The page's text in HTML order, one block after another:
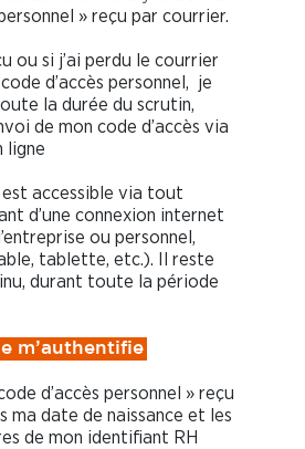
» reçu par courrier.
ou si j’ai perdu le courrier
d’accès personnel, je
la durée du scrutin,
de mon code d’accès via
ligne
accessible via tout
d’une connexion internet
ou personnel,
tablette, etc.). Il reste
durant toute la période
m’authentifie
d’accès personnel » reçu
ma date de naissance et les
de mon identifiant RH